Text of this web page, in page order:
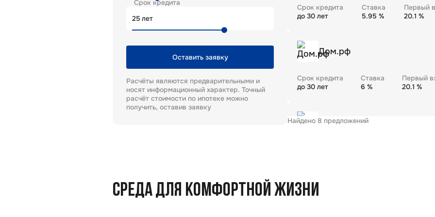
Срок кредита
лет
Оставить заявку
Расчёты являются предварительными и
носят информационный характер. Точный
расчёт стоимости по ипотеке можно
получить, оставив заявку
Найдено 8 предложений
Срок кредита
до 30 лет
Ставка
5.95 %
Первый
20.1 %
Дом.рф
Срок кредита
до 30 лет
Ставка
6 %
Первый
20.1 %
Газпромбанк
СРЕДА ДЛЯ КОМФОРТНОЙ ЖИЗНИ